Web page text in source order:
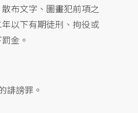
布文字、圖畫犯前項之
以下有期徒刑、拘役或
金。
誹謗罪。